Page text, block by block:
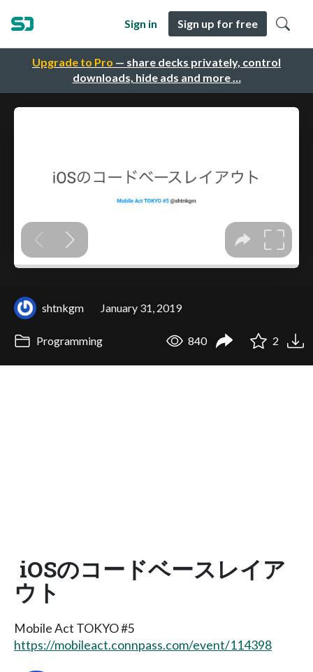
Upgrade to Pro — share decks privately, control
downloads, hide ads and more …
Sign in Sign up for free
shtnkgm January 31, 2019
Programming 840 2
iOSのコードベースレイア
ウト
Mobile Act TOKYO #5
https://mobileact.connpass.com/event/114398